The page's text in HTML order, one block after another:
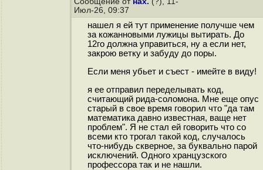
Июл-26, 09:37
нашел я ей тут применение получше чем
за кожанновыми лужицы вытирать. До
12го должна управиться, ну а если нет,
закрою ветку и забуду до поры.
Если меня убьет и съест - имейте в виду!
я ее отправил переделывать код,
считающий рида-соломона. Мне еще опус
старый в свое время говорил что "да там
математика давно известная, ваще нет
проблем". Я не стал ей говорить что со
всеми кто трогал такой код, случалось
что-нибудь скверное, за буквально парой
исключений. Одного хранцузского
профессора так и не нашли.